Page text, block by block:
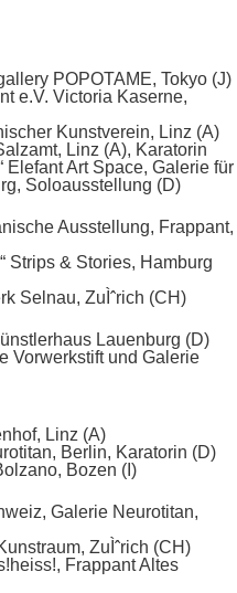
POPOTAME, Tokyo (J)
e.V. Victoria Kaserne,
Kunstverein, Linz (A)
Linz (A), Karatorin
Elefant Art Space, Galerie für
Soloausstellung (D)
Ausstellung, Frappant,
Strips & Stories, Hamburg
Selnau, ZuÌˆrich (CH)
Lauenburg (D)
Vorwerkstift und Galerie
Linz (A)
Berlin, Karatorin (D)
Bozen (I)
Galerie Neurotitan,
ZuÌˆrich (CH)
Frappant Altes